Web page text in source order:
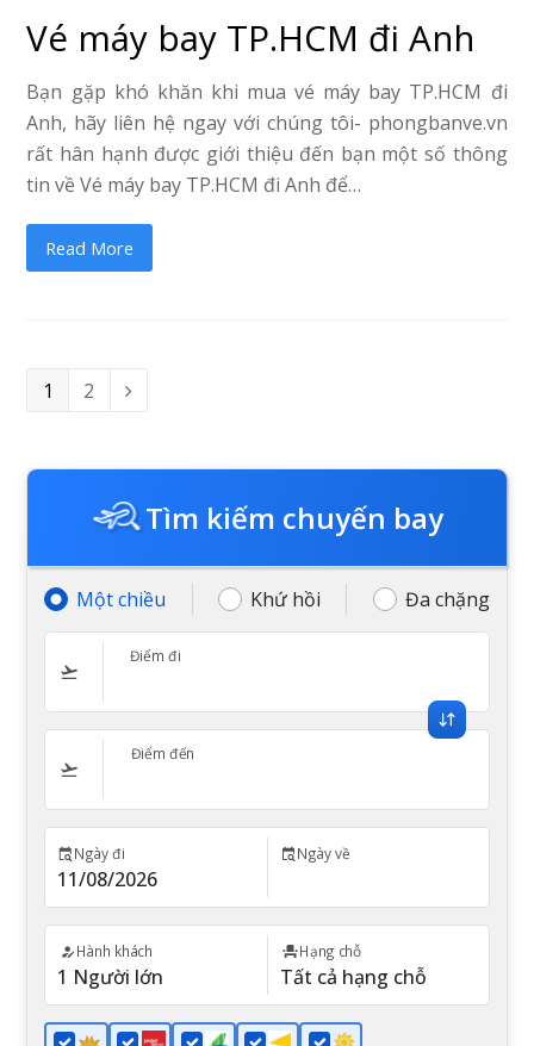
Vé máy bay TP.HCM đi Anh
Bạn gặp khó khăn khi mua vé máy bay TP.HCM đi
Anh, hãy liên hệ ngay với chúng tôi- phongbanve.vn
rất hân hạnh được giới thiệu đến bạn một số thông
tin về Vé máy bay TP.HCM đi Anh để…
Read More
Page
1 Page
2 Next
Tìm kiếm chuyến bay
Một chiều Khứ hồi Đa chặng
Điểm đi
Điểm đến
Ngày đi Ngày về
Hành khách Hạng chỗ